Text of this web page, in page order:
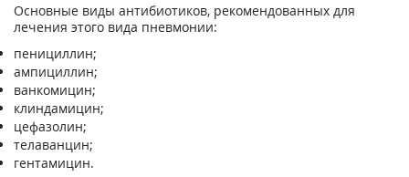
Основные виды антибиотиков, рекомендованных для
лечения этого вида пневмонии:
пенициллин;
ампициллин;
ванкомицин;
клиндамицин;
цефазолин;
телаванцин;
гентамицин.